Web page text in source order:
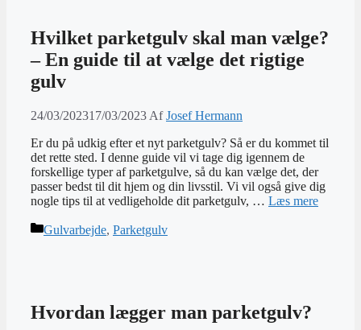
Hvilket parketgulv skal man vælge?
– En guide til at vælge det rigtige
gulv
24/03/202317/03/2023 AfJosef Hermann
Er du på udkig efter et nyt parketgulv? Så er du kommet til
det rette sted. I denne guide vil vi tage dig igennem de
forskellige typer af parketgulve, så du kan vælge det, der
passer bedst til dit hjem og din livsstil. Vi vil også give dig
nogle tips til at vedligeholde dit parketgulv, … Læs mere
Kategorier
Gulvarbejde, Parketgulv
Hvordan lægger man parketgulv?